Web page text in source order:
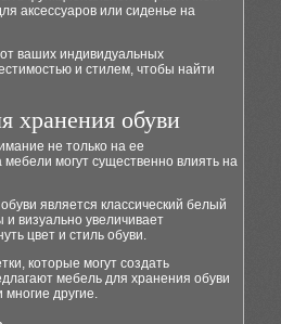
аксессуаров или сиденье на
ваших индивидуальных
и стилем, чтобы найти
хранения обуви
не только на ее
могут существенно влиять на
является классический белый
визуально увеличивает
цвет и стиль обуви.
которые могут создать
мебель для хранения обуви
многие другие.